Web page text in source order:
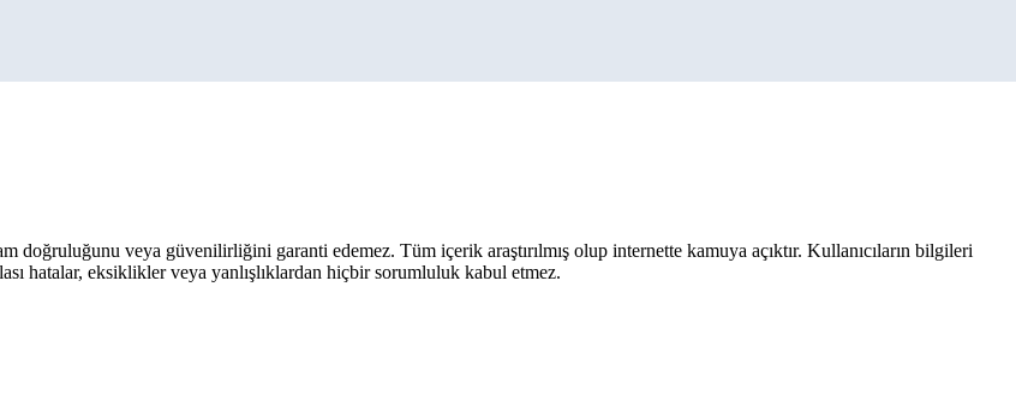
doğruluğunu veya güvenilirliğini garanti edemez. Tüm içerik araştırılmış olup internette kamuya açıktır. Kullanıcıların bilgileri
hatalar, eksiklikler veya yanlışlıklardan hiçbir sorumluluk kabul etmez.